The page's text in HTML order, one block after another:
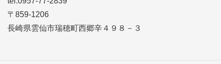
〒859-1206
長崎県雲仙市瑞穂町西郷辛４９８－３